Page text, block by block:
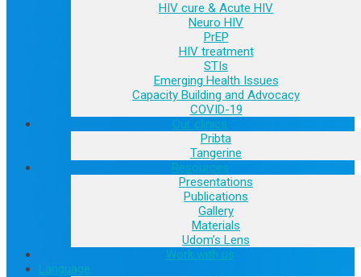
HIV cure & Acute HIV
Neuro HIV
PrEP
HIV treatment
STIs
Emerging Health Issues
Capacity Building and Advocacy
COVID-19
Our clinics
Pribta
Tangerine
Resources
Presentations
Publications
Gallery
Materials
Udom’s Lens
Work with us
Language